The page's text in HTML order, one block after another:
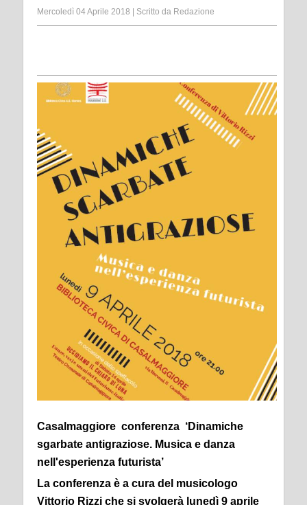
Mercoledì 04 Aprile 2018 Scritto da Redazione
Casalmaggiore conferenza ‘Dinamiche
sgarbate antigraziose. Musica e danza
nell'esperienza futurista’
La conferenza è a cura del musicologo
Vittorio Rizzi che si svolgerà lunedì 9 aprile